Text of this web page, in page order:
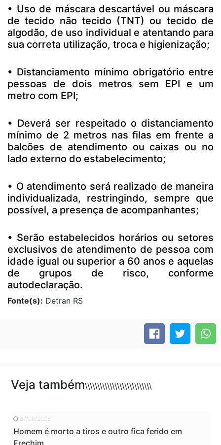
• Uso de máscara descartável ou máscara
de tecido não tecido (TNT) ou tecido de
algodão, de uso individual e atentando para
sua correta utilização, troca e higienização;
• Distanciamento mínimo obrigatório entre
pessoas de dois metros sem EPI e um
metro com EPI;
• Deverá ser respeitado o distanciamento
mínimo de 2 metros nas filas em frente a
balcões de atendimento ou caixas ou no
lado externo do estabelecimento;
• O atendimento será realizado de maneira
individualizada, restringindo, sempre que
possível, a presença de acompanhantes;
• Serão estabelecidos horários ou setores
exclusivos de atendimento de pessoa com
idade igual ou superior a 60 anos e aquelas
de grupos de risco, conforme
autodeclaração.
Fonte(s): Detran RS
Veja também\\\\\\\\\\\\\\\\\\\\\\\\\\\
07/08/2026
Homem é morto a tiros e outro fica ferido em